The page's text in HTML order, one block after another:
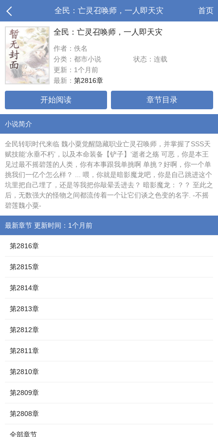
全民：亡灵召唤师，一人即天灾 首页
全民：亡灵召唤师，一人即天灾
作者：佚名
分类：都市小说
状态：连载
更新：1个月前
最新： 第2816章
开始阅读 章节目录
小说简介
全民转职时代来临 魏小粟觉醒隐藏职业亡灵召唤师，并掌握了SSS天
赋技能‘永垂不朽’，以及本命装备【铲子】‘逝者之殇 可恶，你是本王
见过最不摇碧莲的人类，你有本事跟我单挑啊 单挑？好啊，你一个单
挑我们一亿个怎么样？ ... 喂，你就是暗影魔龙吧，你是自己跳进这个
坑里把自己埋了，还是等我把你敲晕丢进去？ 暗影魔龙：？？ 至此之
后，无数强大的怪物之间都流传着一个让它们谈之色变的名字. -不摇
碧莲魏小粟-
最新章节 更新时间：1个月前
第2816章
第2815章
第2814章
第2813章
第2812章
第2811章
第2810章
第2809章
第2808章
全部章节